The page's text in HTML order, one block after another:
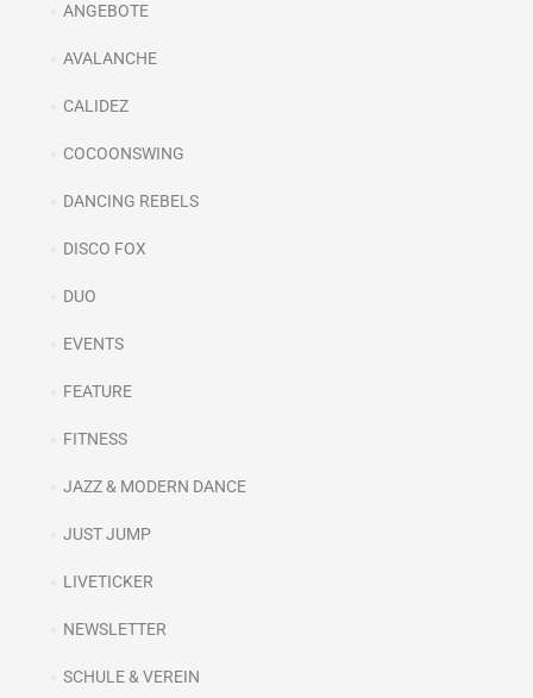
ANGEBOTE
AVALANCHE
CALIDEZ
COCOONSWING
DANCING REBELS
DISCO FOX
DUO
EVENTS
FEATURE
FITNESS
JAZZ & MODERN DANCE
JUST JUMP
LIVETICKER
NEWSLETTER
SCHULE & VEREIN